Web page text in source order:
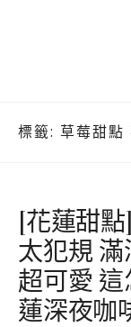
標籤: 草莓甜點
[花蓮甜
太犯規
超可愛
蓮深夜咖